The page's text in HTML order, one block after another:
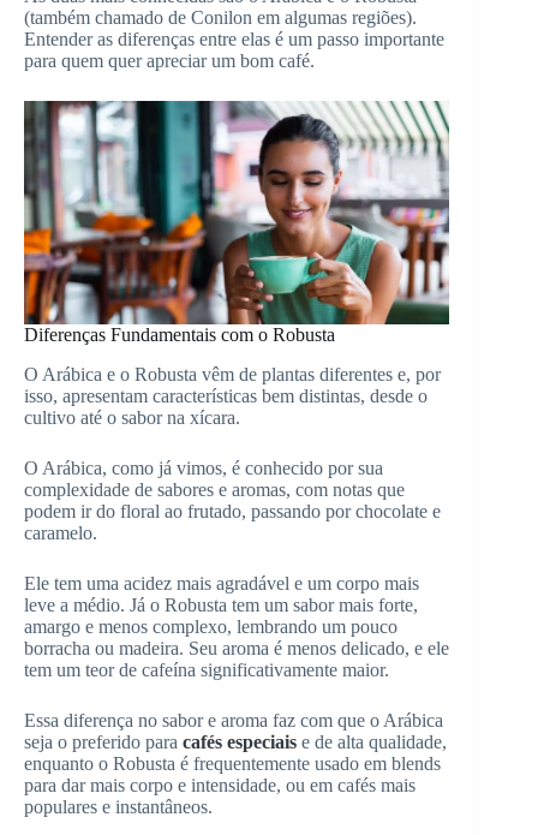
(também chamado de Conilon em algumas regiões).
Entender as diferenças entre elas é um passo importante
para quem quer apreciar um bom café.
Diferenças Fundamentais com o Robusta
O Arábica e o Robusta vêm de plantas diferentes e, por
isso, apresentam características bem distintas, desde o
cultivo até o sabor na xícara.
O Arábica, como já vimos, é conhecido por sua
complexidade de sabores e aromas, com notas que
podem ir do floral ao frutado, passando por chocolate e
caramelo.
Ele tem uma acidez mais agradável e um corpo mais
leve a médio. Já o Robusta tem um sabor mais forte,
amargo e menos complexo, lembrando um pouco
borracha ou madeira. Seu aroma é menos delicado, e ele
tem um teor de cafeína significativamente maior.
Essa diferença no sabor e aroma faz com que o Arábica
seja o preferido para cafés especiais e de alta qualidade,
enquanto o Robusta é frequentemente usado em blends
para dar mais corpo e intensidade, ou em cafés mais
populares e instantâneos.